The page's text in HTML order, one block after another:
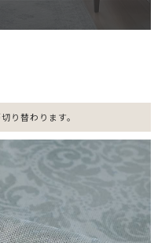
り替わります。